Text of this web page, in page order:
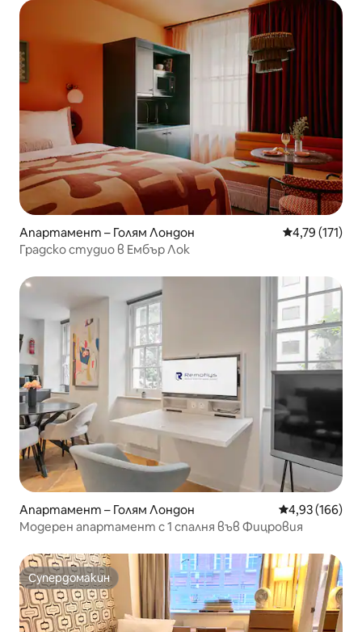
Апартамент – Голям Лондон Средна
4,79 (171)
Градско студио в Ембър Лок
Апартамент – Голям Лондон Средна
4,93 (166)
Модерен апартамент с 1 спалня във Фицровия
Супердомакин
Супердомакин